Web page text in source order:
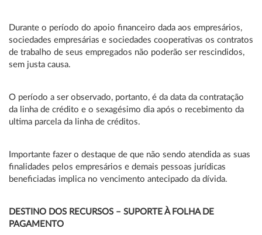
Durante o período do apoio financeiro dada aos empresários,
sociedades empresárias e sociedades cooperativas os contratos
de trabalho de seus empregados não poderão ser rescindidos,
sem justa causa.
O período a ser observado, portanto, é da data da contratação
da linha de crédito e o sexagésimo dia após o recebimento da
ultima parcela da linha de créditos.
Importante fazer o destaque de que não sendo atendida as suas
finalidades pelos empresários e demais pessoas jurídicas
beneficiadas implica no vencimento antecipado da dívida.
DESTINO DOS RECURSOS – SUPORTE À FOLHA DE
PAGAMENTO